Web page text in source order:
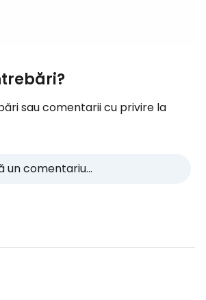
sau comentarii cu privire la
un comentariu...